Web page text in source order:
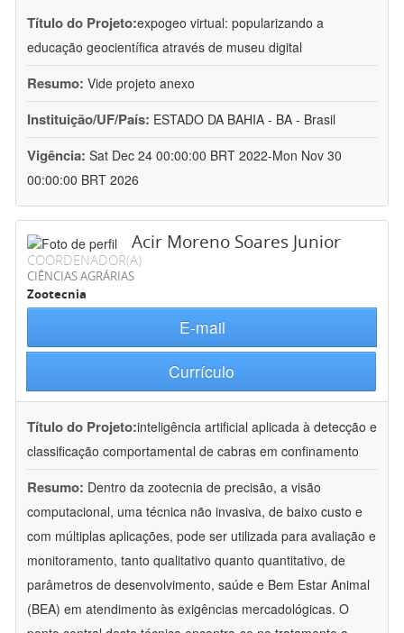
Título do Projeto:expogeo virtual: popularizando a
educação geocientífica através de museu digital
Resumo: Vide projeto anexo
Instituição/UF/País: ESTADO DA BAHIA - BA - Brasil
Vigência: Sat Dec 24 00:00:00 BRT 2022-Mon Nov 30
00:00:00 BRT 2026
Acir Moreno Soares Junior
COORDENADOR(A)
CIÊNCIAS AGRÁRIAS
Zootecnia
E-mail
Currículo
Título do Projeto:inteligência artificial aplicada à detecção e
classificação comportamental de cabras em confinamento
Resumo: Dentro da zootecnia de precisão, a visão
computacional, uma técnica não invasiva, de baixo custo e
com múltiplas aplicações, pode ser utilizada para avaliação e
monitoramento, tanto qualitativo quanto quantitativo, de
parâmetros de desenvolvimento, saúde e Bem Estar Animal
(BEA) em atendimento às exigências mercadológicas. O